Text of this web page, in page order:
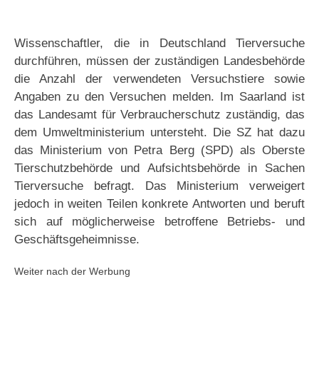
Wissenschaftler, die in Deutschland Tierversuche
durchführen, müssen der zuständigen Landesbehörde
die Anzahl der verwendeten Versuchstiere sowie
Angaben zu den Versuchen melden. Im Saarland ist
das Landesamt für Verbraucherschutz zuständig, das
dem Umweltministerium untersteht. Die SZ hat dazu
das Ministerium von Petra Berg (SPD) als Oberste
Tierschutzbehörde und Aufsichtsbehörde in Sachen
Tierversuche befragt. Das Ministerium verweigert
jedoch in weiten Teilen konkrete Antworten und beruft
sich auf möglicherweise betroffene Betriebs- und
Geschäftsgeheimnisse.
Weiter nach der Werbung